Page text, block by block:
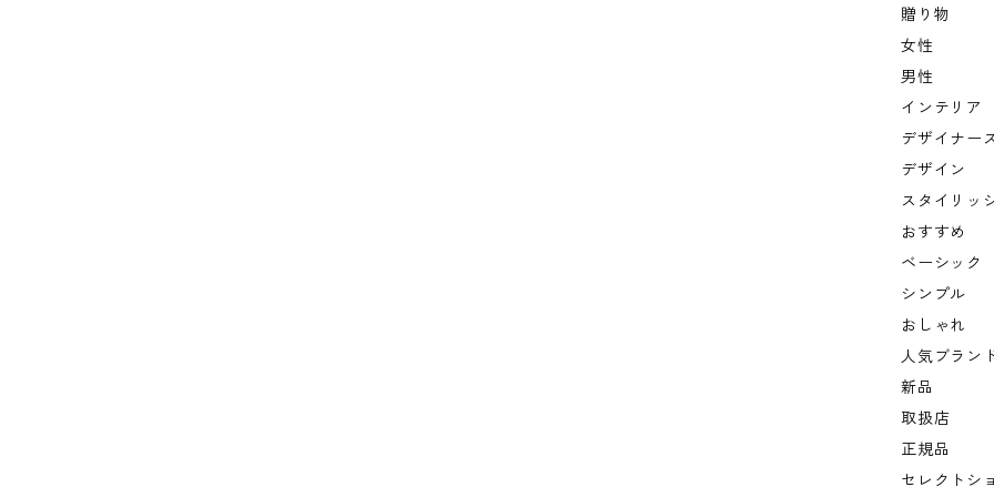
贈り物
女性
男性
インテリア
デザイナー
デザイン
スタイリッ
おすすめ
ベーシック
シンプル
おしゃれ
人気ブラン
新品
取扱店
正規品
セレクトシ